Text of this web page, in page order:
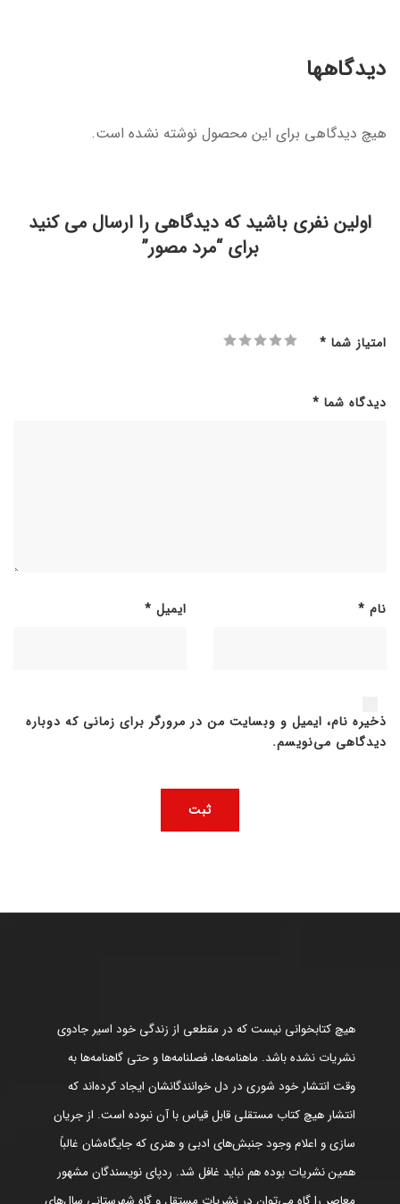
دیدگاهها
هیچ دیدگاهی برای این محصول نوشته نشده است.
اولین نفری باشید که دیدگاهی را ارسال می کنید
برای “مرد مصور”
امتیاز شما *
دیدگاه شما *
نام * ایمیل *
ذخیره نام، ایمیل و وبسایت من در مرورگر برای زمانی که دوباره
دیدگاهی می‌نویسم.
هیچ کتابخوانی نیست که در مقطعی از زندگی خود اسیر جادوی
نشریات نشده باشد. ماهنامه‌ها، فصلنامه‌ها و حتی گاهنامه‌ها به
وقت انتشار خود شوری در دل خوانندگانشان ایجاد کرده‌اند که
انتشار هیچ کتاب مستقلی قابل قیاس با آن نبوده است. از جریان
سازی و اعلام وجود جنبش‌های ادبی و هنری که جایگاه‌شان غالباً
همین نشریات بوده هم نباید غافل شد. ردپای نویسندگان مشهور